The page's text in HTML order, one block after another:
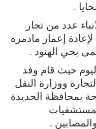
.
عدد من تجار
إعمار مادمره
بحي الهنود .
حيث قام وفد
ووزارة النقل
بمحافظة الحديدة
.